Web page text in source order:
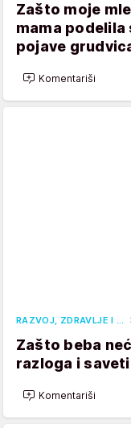
Zašto moje
mama podelila
pojave
Komentariši
RAZVOJ, ZDRAVLJE I …
Zašto beba
razloga i
Komentariši